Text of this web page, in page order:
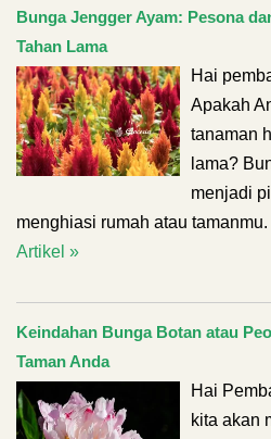
Bunga Jengger Ayam: Pesona
Tahan Lama
Hai
Apakah
tanaman
lama?
menjadi
menghiasi rumah atau
Artikel »
Keindahan Bunga Botan atau
Taman Anda
Hai
kita akan